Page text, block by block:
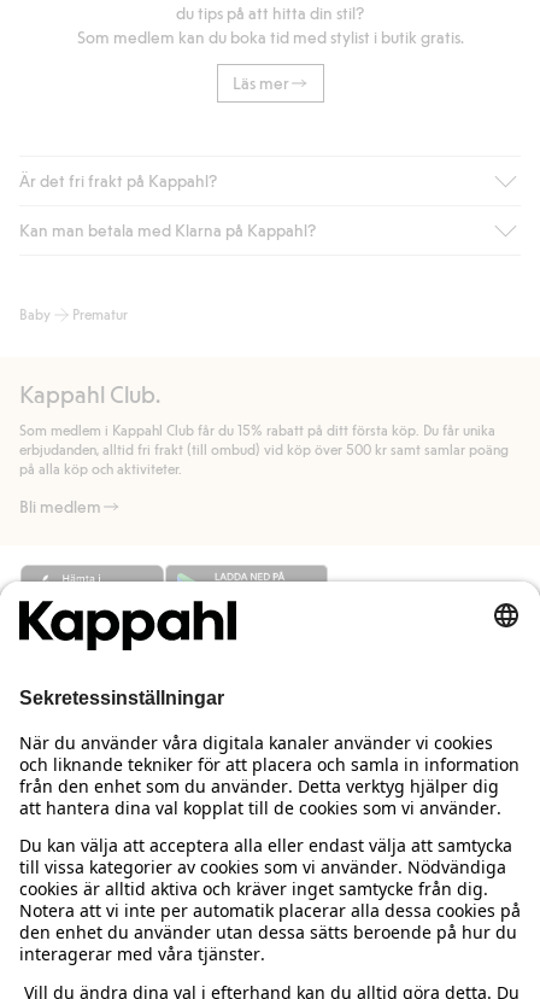
du tips på att hitta din stil?
Som medlem kan du boka tid med stylist i butik gratis.
Läs mer
Är det fri frakt på Kappahl?
Är du medlem i Kappahl Club har du alltid gratis frakt till butik
automatik efter du loggat in och identifierats som medlem.
handlar för.
Läs mer
Kan man betala med Klarna på Kappahl?
bland annat faktura och swish men även andra betalningssätt.
allmänna villkor.
Läs mer
Baby Prematur
Kappahl Club.
Som medlem i Kappahl Club får du 15% rabatt på ditt första köp. Du får unika
erbjudanden, alltid fri frakt (till ombud) vid köp över 500 kr samt samlar poäng
på alla köp och aktiviteter.
Bli medlem
Behöver du hjälp?
Kundservice
Vanliga frågor
Beställning & retur
Kontakta oss
Kappahl Club
Logga in
Kappahl Club
Medlemsvillkor
Om oss
Om Kappahl Group
Villkor & policy
Köpvillkor Sverige
Mer från oss